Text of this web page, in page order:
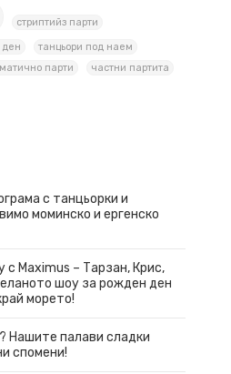
стриптийз парти
ден
танцьори под наем
парти частни партита
с танцьорки и
моминско и ергенско
Maximus – Тарзан, Крис,
шоу за рожден ден
морето!
Нашите палави сладки
спомени!